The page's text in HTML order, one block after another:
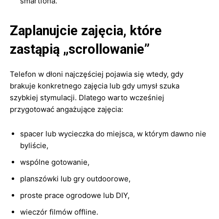
Zaplanujcie zajęcia, które
zastąpią „scrollowanie”
Telefon w dłoni najczęściej pojawia się wtedy, gdy
brakuje konkretnego zajęcia lub gdy umysł szuka
szybkiej stymulacji. Dlatego warto wcześniej
przygotować angażujące zajęcia:
spacer lub wycieczka do miejsca, w którym dawno nie
byliście,
wspólne gotowanie,
planszówki lub gry outdoorowe,
proste prace ogrodowe lub DIY,
wieczór filmów offline.